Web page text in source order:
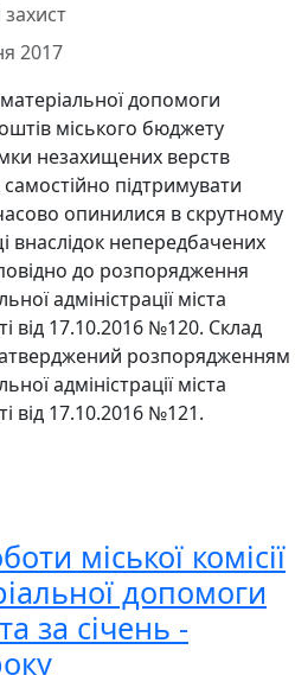
2017
допомоги
міського бюджету
незахищених верств
підтримувати
опинилися в скрутному
внаслідок непередбачених
до розпорядження
адміністрації міста
від 17.10.2016 №120. Склад
затверджений розпорядженням
адміністрації міста
від 17.10.2016 №121.
міської комісії
допомоги
за січень -